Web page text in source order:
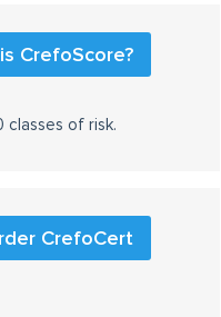
CrefoScore?
of risk.
CrefoCert